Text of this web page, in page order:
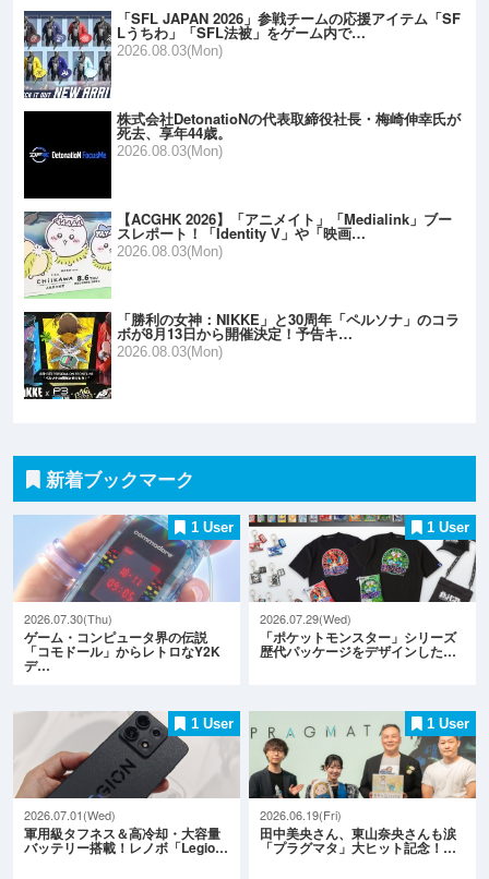
「SFL JAPAN 2026」参戦チームの応援アイテム「SF
Lうちわ」「SFL法被」をゲーム内で…
2026.08.03(Mon)
株式会社DetonatioNの代表取締役社長・梅崎伸幸氏が
死去、享年44歳。
2026.08.03(Mon)
【ACGHK 2026】「アニメイト」「Medialink」ブー
スレポート！「Identity V」や「映画…
2026.08.03(Mon)
「勝利の女神：NIKKE」と30周年「ペルソナ」のコラ
ボが8月13日から開催決定！予告キ…
2026.08.03(Mon)
新着ブックマーク
1 User
2026.07.30(Thu)
ゲーム・コンピュータ界の伝説
「コモドール」からレトロなY2K
デ…
1 User
2026.07.29(Wed)
「ポケットモンスター」シリーズ
歴代パッケージをデザインした…
1 User
2026.07.01(Wed)
軍用級タフネス＆高冷却・大容量
バッテリー搭載！レノボ「Legio…
1 User
2026.06.19(Fri)
田中美央さん、東山奈央さんも涙
「プラグマタ」大ヒット記念！…